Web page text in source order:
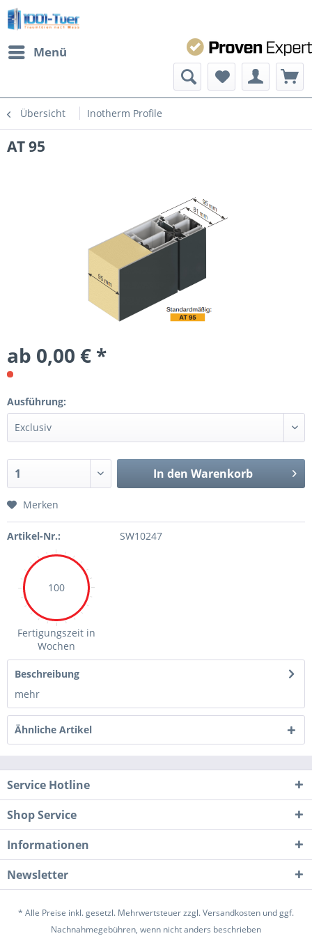
Menü
Übersicht Inotherm Profile
AT 95
ab 0,00 € *
Ausführung:
In den Warenkorb
Merken
Artikel-Nr.: SW10247
100
Fertigungszeit in
Wochen
Beschreibung
mehr
Ähnliche Artikel
Service Hotline
Shop Service
Informationen
Newsletter
* Alle Preise inkl. gesetzl. Mehrwertsteuer zzgl.Versandkosten und ggf.
Nachnahmegebühren, wenn nicht anders beschrieben